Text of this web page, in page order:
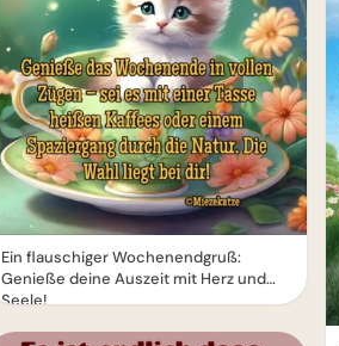
Ein flauschiger Wochenendgruß:
Genieße deine Auszeit mit Herz und
Seele!